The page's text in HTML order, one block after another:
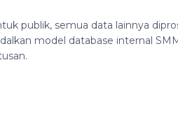
publik, semua data lainnya
model database internal